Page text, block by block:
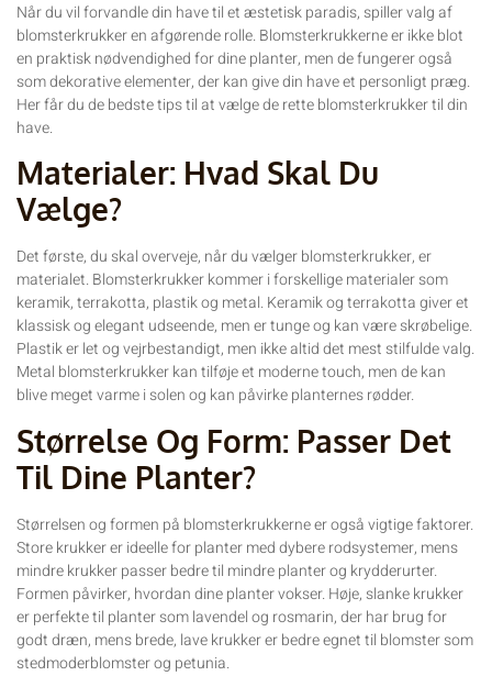
Når du vil forvandle din have til et æstetisk paradis, spiller valg af
blomsterkrukker en afgørende rolle. Blomsterkrukkerne er ikke blot
en praktisk nødvendighed for dine planter, men de fungerer også
som dekorative elementer, der kan give din have et personligt præg.
Her får du de bedste tips til at vælge de rette blomsterkrukker til din
have.
Materialer: Hvad Skal Du
Vælge?
Det første, du skal overveje, når du vælger blomsterkrukker, er
materialet. Blomsterkrukker kommer i forskellige materialer som
keramik, terrakotta, plastik og metal. Keramik og terrakotta giver et
klassisk og elegant udseende, men er tunge og kan være skrøbelige.
Plastik er let og vejrbestandigt, men ikke altid det mest stilfulde valg.
Metal blomsterkrukker kan tilføje et moderne touch, men de kan
blive meget varme i solen og kan påvirke planternes rødder.
Størrelse Og Form: Passer Det
Til Dine Planter?
Størrelsen og formen på blomsterkrukkerne er også vigtige faktorer.
Store krukker er ideelle for planter med dybere rodsystemer, mens
mindre krukker passer bedre til mindre planter og krydderurter.
Formen påvirker, hvordan dine planter vokser. Høje, slanke krukker
er perfekte til planter som lavendel og rosmarin, der har brug for
godt dræn, mens brede, lave krukker er bedre egnet til blomster som
stedmoderblomster og petunia.